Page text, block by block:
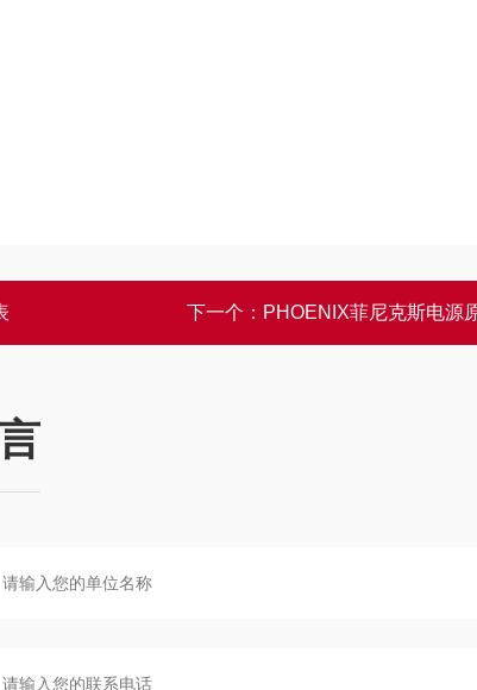
下一个： PHOENIX菲尼克斯电源